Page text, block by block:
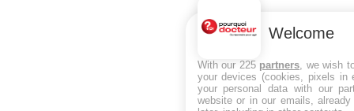
Welcome
With our 225 partners , we wish
your devices (cookies, pixels in
your personal data with our
website or in our emails,